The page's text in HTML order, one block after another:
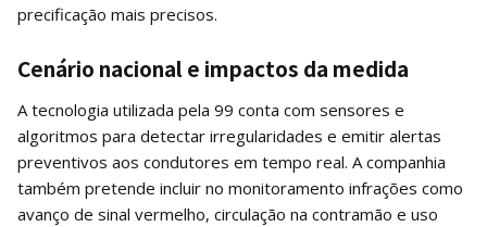
precificação mais precisos.
Cenário nacional e impactos da medida
A tecnologia utilizada pela 99 conta com sensores e
algoritmos para detectar irregularidades e emitir alertas
preventivos aos condutores em tempo real. A companhia
também pretende incluir no monitoramento infrações como
avanço de sinal vermelho, circulação na contramão e uso